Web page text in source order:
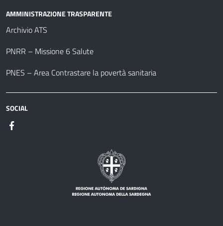
AMMINISTRAZIONE TRASPARENTE
Archivio ATS
PNRR – Missione 6 Salute
PNES – Area Contrastare la povertà sanitaria
SOCIAL